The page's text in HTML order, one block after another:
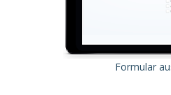
Formular